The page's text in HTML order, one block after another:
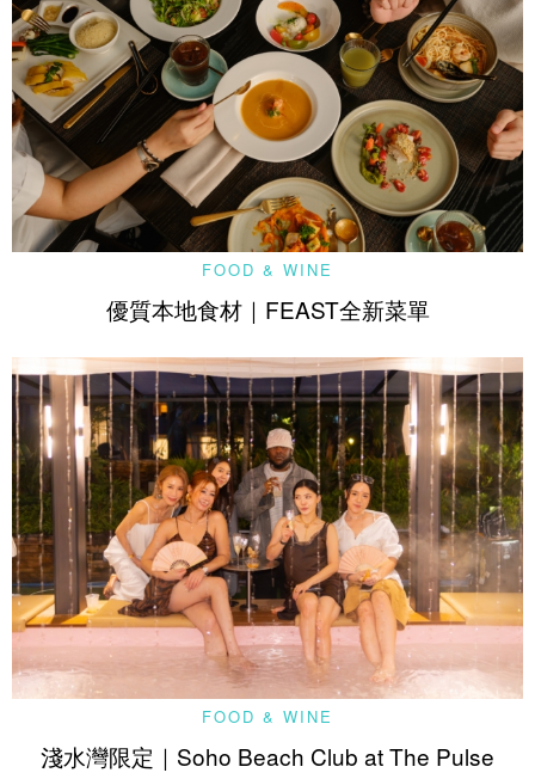
FOOD & WINE
優質本地食材｜FEAST全新菜單
FOOD & WINE
淺水灣限定｜Soho Beach Club at The Pulse